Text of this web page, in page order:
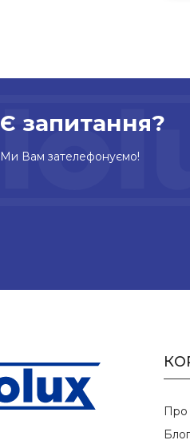
Є запитання?
Ми Вам зателефонуємо!
Про
Блог